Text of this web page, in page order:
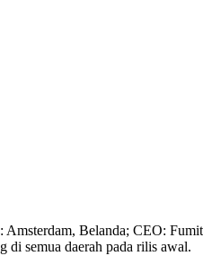
Belanda; CEO:
di semua daerah pada rilis awal.